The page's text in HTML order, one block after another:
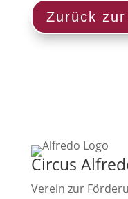
Zurück
Circus
Verein zur